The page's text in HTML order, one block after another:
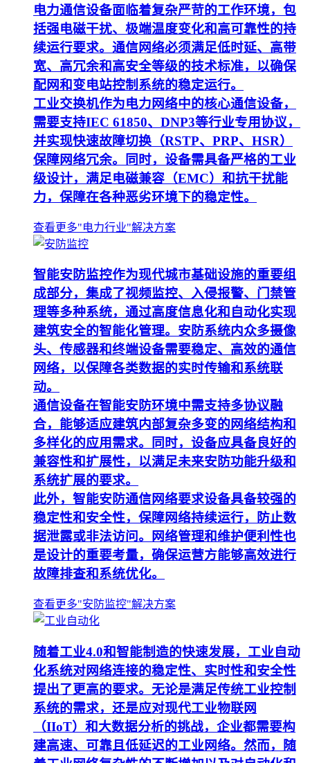
电力通信设备面临着复杂严苛的工作环境，包
括强电磁干扰、极端温度变化和高可靠性的持
续运行要求。通信网络必须满足低时延、高带
宽、高冗余和高安全等级的技术标准，以确保
配网和变电站控制系统的稳定运行。
工业交换机作为电力网络中的核心通信设备，
需要支持IEC 61850、DNP3等行业专用协议，
并实现快速故障切换（RSTP、PRP、HSR）
保障网络冗余。同时，设备需具备严格的工业
级设计，满足电磁兼容（EMC）和抗干扰能
力，保障在各种恶劣环境下的稳定性。
查看更多"电力行业"解决方案
智能安防监控作为现代城市基础设施的重要组
成部分，集成了视频监控、入侵报警、门禁管
理等多种系统，通过高度信息化和自动化实现
建筑安全的智能化管理。安防系统内众多摄像
头、传感器和终端设备需要稳定、高效的通信
网络，以保障各类数据的实时传输和系统联
动。
通信设备在智能安防环境中需支持多协议融
合，能够适应建筑内部复杂多变的网络结构和
多样化的应用需求。同时，设备应具备良好的
兼容性和扩展性，以满足未来安防功能升级和
系统扩展的要求。
此外，智能安防通信网络要求设备具备较强的
稳定性和安全性，保障网络持续运行，防止数
据泄露或非法访问。网络管理和维护便利性也
是设计的重要考量，确保运营方能够高效进行
故障排查和系统优化。
查看更多"安防监控"解决方案
随着工业4.0和智能制造的快速发展，工业自动
化系统对网络连接的稳定性、实时性和安全性
提出了更高的要求。无论是满足传统工业控制
系统的需求，还是应对现代工业物联网
（IIoT）和大数据分析的挑战，企业都需要构
建高速、可靠且低延迟的工业网络。然而，随